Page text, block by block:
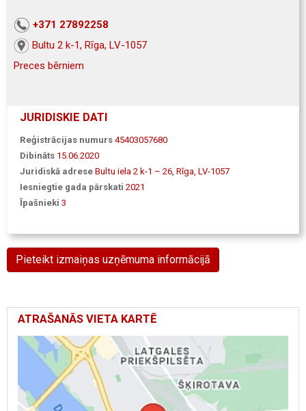
+371 27892258
Bultu 2 k-1, Rīga, LV-1057
Preces bērniem
JURIDISKIE DATI
Reģistrācijas numurs 45403057680
Dibināts 15.06.2020
Juridiskā adrese Bultu iela 2 k-1 – 26, Rīga, LV-1057
Iesniegtie gada pārskati 2021
Īpašnieki 3
Pieteikt izmaiņas uzņēmuma informācijā
ATRAŠANĀS VIETA KARTĒ